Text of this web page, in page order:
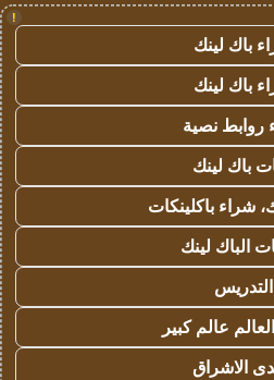
!
باك لينك
باك لينك
روابط نصية
باك لينك
شراء باكلينكات
الباك لينك
التدريس
عالم كبير
الاشراق